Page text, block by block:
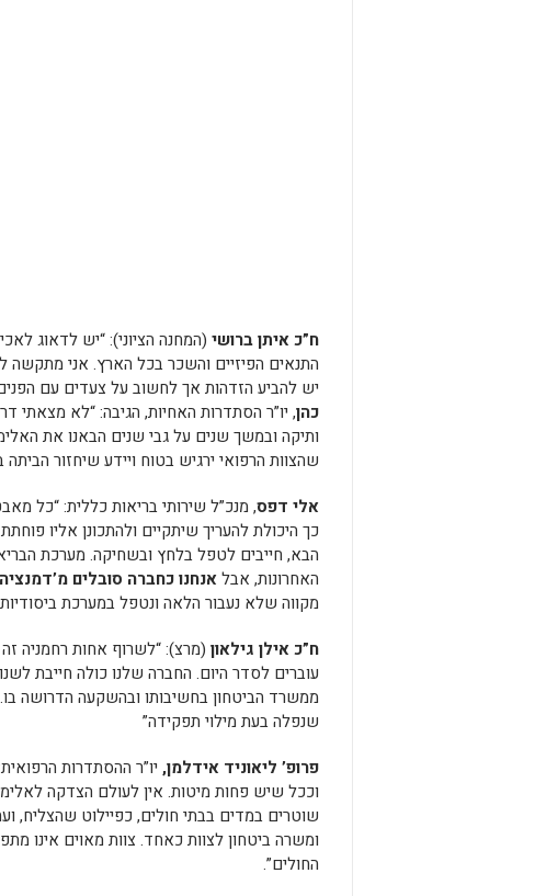
ח”כ איתן ברושי (המחנה הציוני): “יש לדאוג
התנאים הפיזיים והשכר בכל הארץ. אני מתקשה
יש להביע הזדהות אך לחשוב על צעדים עם
כהן, יו”ר הסתדרות האחיות, הגיבה: “לא
ותיקה ובמשך שנים על גבי שנים הבאנו את
שהצוות הרפואי ירגיש בטוח ויידע שיחזור
אלי דפס, מנכ”ל שירותי בריאות כללית: “כל
כך היכולת להעריך שיתקיים ולהתכונן אליו
הבא, חייבים לטפל בלחץ ובשחיקה. מערכת
האחרונות, אבלאנחנו כחברה סובלים
מקווה שלא נעבור הלאה ונטפל במערכת
ח”כ אילן גילאון (מרצ): “לשרוף אחות רחמניה
עוברים לסדר היום. החברה שלנו כולה חייבת
ממשרד הביטחון בחשיבותו ובהשקעה הדרושה
שנפלה בעת מילוי תפקידה”
פרופ’ ליאוניד אידלמן, יו”ר ההסתדרות
וככל שיש פחות מיטות. אין לעולם הצדקה
שוטרים במדים בבתי חולים, כפיילוט שהצליח,
ומשרה ביטחון לצוות כאחד. צוות מאוים אינו
החולים”.